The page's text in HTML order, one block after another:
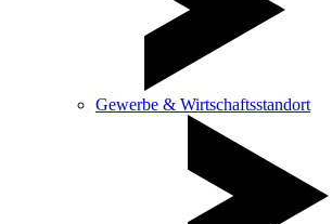
Gewerbe & Wirtschaftsstandort